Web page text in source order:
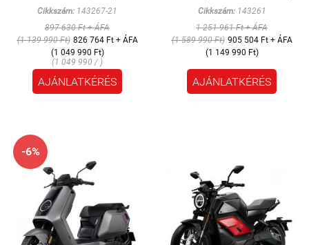
Cikkszám: 143267-21
897 630 Ft + ÁFA
(1 139 990 Ft) 826 764 Ft + ÁFA
(1 049 990 Ft)
(1 049 990 / )
AJÁNLATKÉRÉS
Cikkszám:143261
1 251 961 Ft + ÁFA
(1 589 990 Ft) 905 504 Ft + ÁFA
(1 149 990 Ft)
AJÁNLATKÉRÉS
-6%